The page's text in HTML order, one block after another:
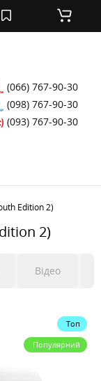
(066) 767-90-30
(098) 767-90-30
(093) 767-90-30
Edition 2)
2)
Відео
Топ
Популярний